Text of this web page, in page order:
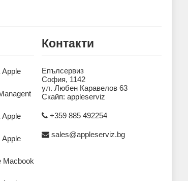
Apple
Apple
Apple
Macbook
Контакти
Епълсервиз
София, 1142
ул. Любен Каравелов 63
Скайп: appleserviz
+359 885 492254
sales@appleserviz.bg